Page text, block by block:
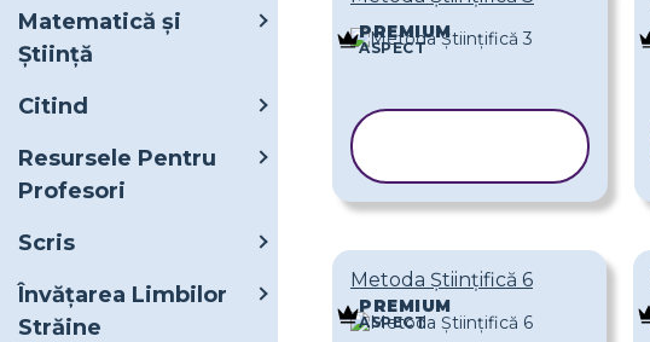
Matematică și
Știință
Citind
Resursele Pentru
Profesori
Scris
Învățarea Limbilor
Străine
PREMIUM
ASPECT
Metoda Științifică 6
PREMIUM
ASPECT